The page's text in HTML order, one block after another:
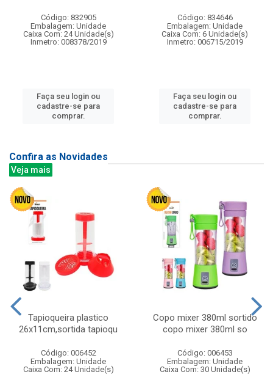
Código: 832905
Embalagem: Unidade
Caixa Com: 24 Unidade(s)
Inmetro: 008378/2019
Faça seu login ou
cadastre-se para
comprar.
Código: 834646
Embalagem: Unidade
Caixa Com: 6 Unidade(s)
Inmetro: 006715/2019
Faça seu login ou
cadastre-se para
comprar.
Confira as Novidades
Veja mais
Tapioqueira plastico
26x11cm,sortida tapioqu
Código: 006452
Embalagem: Unidade
Caixa Com: 24 Unidade(s)
Copo mixer 380ml sortido
copo mixer 380ml so
Código: 006453
Embalagem: Unidade
Caixa Com: 30 Unidade(s)